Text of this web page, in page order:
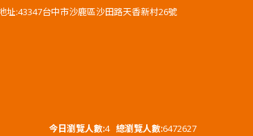
址:43347台中市沙鹿區沙田路天香新村26號
今日瀏覽人數:4 總瀏覽人數:6472627